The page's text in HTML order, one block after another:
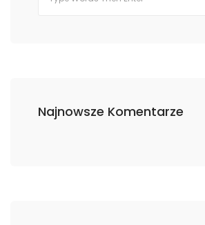
Najnowsze Komentarze